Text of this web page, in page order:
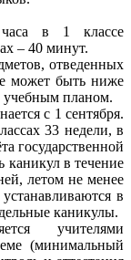
часа в 1 классе
– 40 минут.
отведенных
может быть ниже
учебным планом.
с 1 сентября.
33 недели, в
государственной
каникул в течение
летом не менее
в
каникулы.
учителями
(минимальный